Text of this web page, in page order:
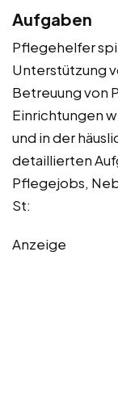
Aufgaben
Pflegehelfer
Unterstützung
Betreuung von
Einrichtungen
und in der
detaillierten
Pflegejobs,
St:
Anzeige